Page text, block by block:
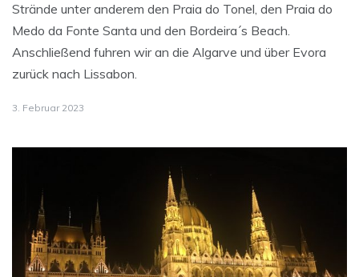
Strände unter anderem den Praia do Tonel, den Praia do
Medo da Fonte Santa und den Bordeira´s Beach.
Anschließend fuhren wir an die Algarve und über Evora
zurück nach Lissabon.
3. Februar 2023